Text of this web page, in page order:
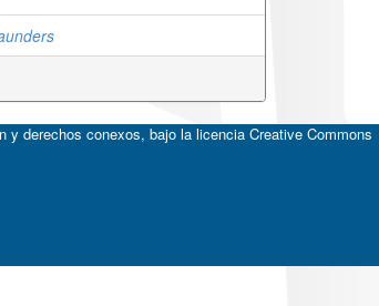
y derechos conexos, bajo la licencia Creative Commons